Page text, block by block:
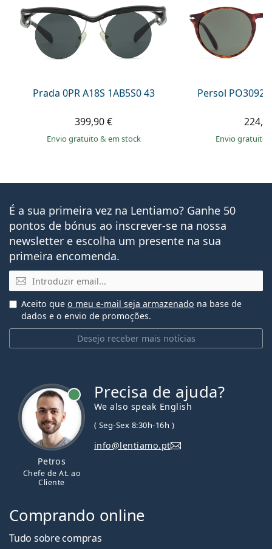
Prada 0PR A18S 1AB5S0 43
399,90 €
Envio gratuito& em stock
Persol
Envio gratuito
É a sua primeira vez na Lentiamo? Ganhe 50
pontos de bónus ao inscrever-se na nossa
newsletter e escolha um presente na sua
primeira encomenda.
Email
Desejo receber mais notícias
Aceito que o meu e-mail seja armazenado na base de
dados e o envio de promoções.
Petros
Chefe de At. ao
Cliente
Precisa de ajuda?
We also speak English
( Seg-Sex 8:30h-16h )
info@lentiamo.pt
Comprando online
Tudo sobre compras